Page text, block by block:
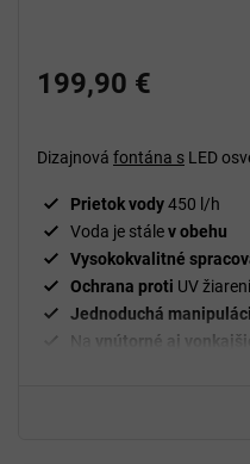
199,90 €
Dizajnová fontána s LED
Prietok vody450 l/h
Voda je stálev obehu
Vysokokvalitné
Ochrana proti UV
Jednoduchá
Na vnútorné aj vonkajšie